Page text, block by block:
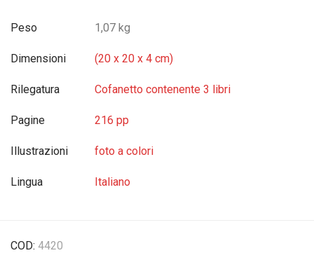
Peso 1,07 kg
Dimensioni (20 x 20 x 4 cm)
Rilegatura Cofanetto contenente 3 libri
Pagine 216 pp
Illustrazioni foto a colori
Lingua Italiano
COD: 4420